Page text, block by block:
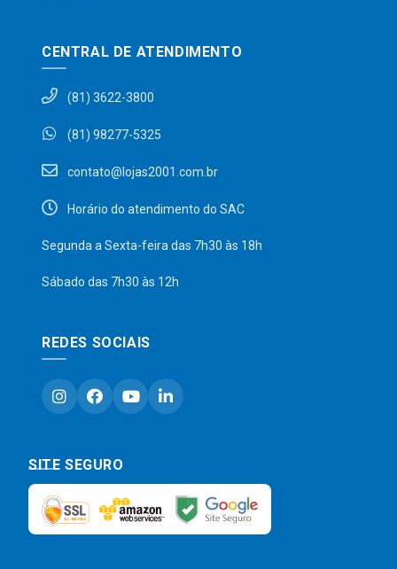
CENTRAL DE ATENDIMENTO
(81) 3622-3800
(81) 98277-5325
contato@lojas2001.com.br
Horário do atendimento do SAC
Segunda a Sexta-feira das 7h30 às 18h
Sábado das 7h30 às 12h
REDES SOCIAIS
SITE SEGURO